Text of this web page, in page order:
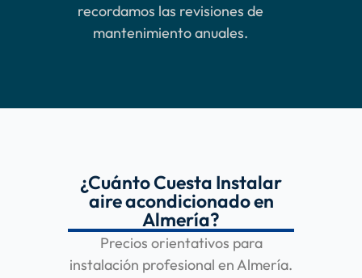
recordamos las revisiones de
mantenimiento anuales.
¿Cuánto Cuesta Instalar
aire acondicionado en
Almería?
Precios orientativos para
instalación profesional en Almería.